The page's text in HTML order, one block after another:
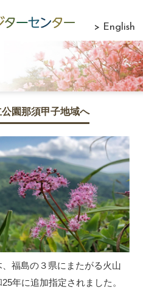
> English
園那須甲子地域へ
福島の３県にまたがる火山
年に追加指定されました。